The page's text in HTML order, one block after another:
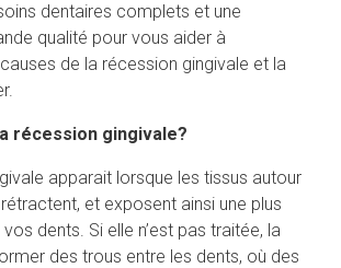
dentaires complets et une
qualité pour vous aider à
de la récession gingivale et la
récession gingivale?
apparait lorsque les tissus autour
et exposent ainsi une plus
dents. Si elle n’est pas traitée, la
des trous entre les dents, où des